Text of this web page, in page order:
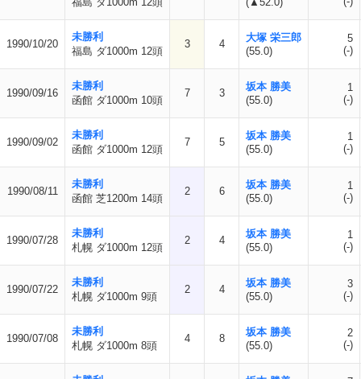
1990/10/20
未勝利
福島 ダ1000m 12頭
3 4
大塚 栄三郎
(55.0)
5
(-)
1990/09/16
未勝利
函館 ダ1000m 10頭
7 3
坂本 勝美
(55.0)
1
(-)
1990/09/02
未勝利
函館 ダ1000m 12頭
7 5
坂本 勝美
(55.0)
1
(-)
1990/08/11
未勝利
函館 芝1200m 14頭
2 6
坂本 勝美
(55.0)
1
(-)
1990/07/28
未勝利
札幌 ダ1000m 12頭
2 4
坂本 勝美
(55.0)
1
(-)
1990/07/22
未勝利
札幌 ダ1000m 9頭
2 4
坂本 勝美
(55.0)
3
(-)
1990/07/08
未勝利
札幌 ダ1000m 8頭
4 8
坂本 勝美
(55.0)
2
(-)